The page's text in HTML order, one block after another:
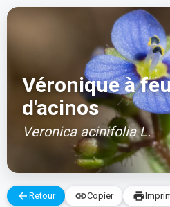
Aller
Véronique à
d'acinos
Veronica acinifolia L.
arrow_back Retour linkCopier print